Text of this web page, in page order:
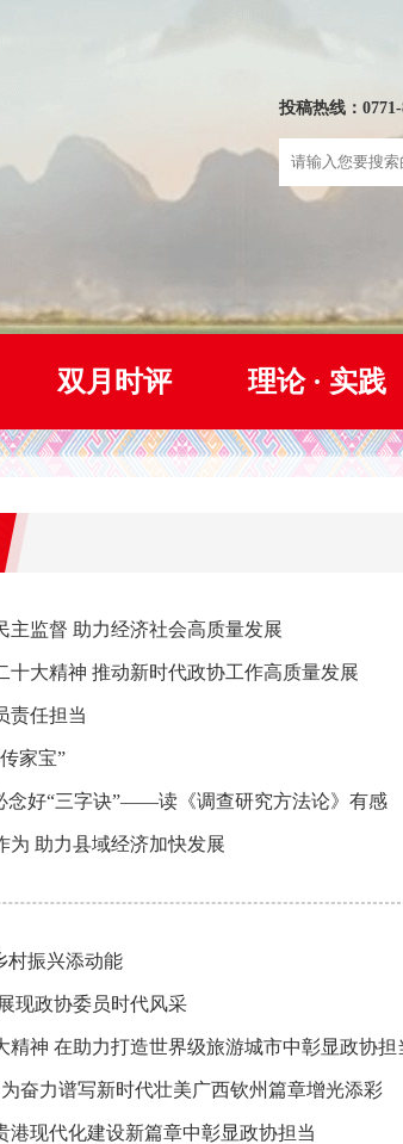
投稿热线：0771-
双月时评 理论 · 实践
主监督 助力经济社会高质量发展
十大精神 推动新时代政协工作高质量发展
责任担当
家宝”
念好“三字诀”——读《调查研究方法论》有感
为 助力县域经济加快发展
村振兴添动能
现政协委员时代风采
精神 在助力打造世界级旅游城市中彰显政协担
奋力谱写新时代壮美广西钦州篇章增光添彩
港现代化建设新篇章中彰显政协担当